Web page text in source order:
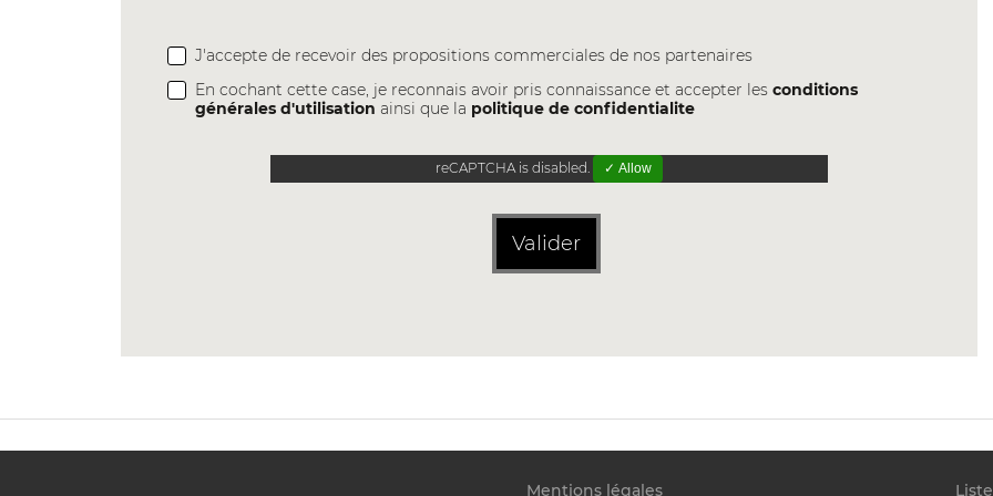
J'accepte de recevoir des propositions commerciales de nos partenaires
En cochant cette case, je reconnais avoir pris connaissance et accepter lesconditions
générales d'utilisation ainsi que la politique de confidentialite
reCAPTCHA is disabled. ✓ Allow
Valider
Mentions légales